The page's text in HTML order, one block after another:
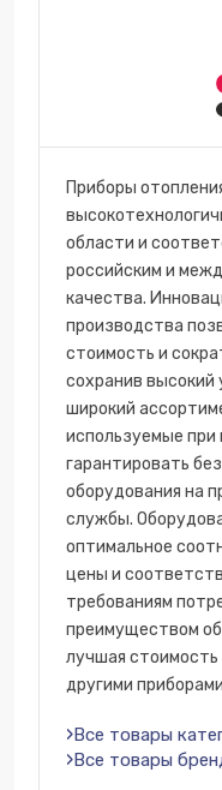
Приборы
области и
российским и
качества.
производства
стоимость и
сохранив высокий
широкий
используемые
гарантировать
оборудования на
службы.
оптимальное
цены и
требованиям
преимуществом
лучшая стоимость
другими
Все товары
Все товары